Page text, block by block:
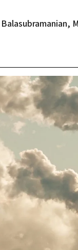
Balasubramanian,